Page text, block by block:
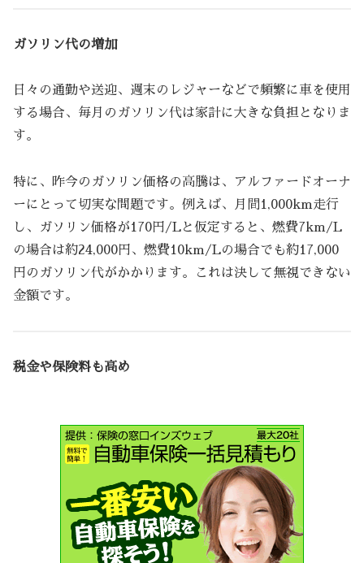
ガソリン代の増加
日々の通勤や送迎、週末のレジャーなどで頻繁に車を使用
する場合、毎月のガソリン代は家計に大きな負担となりま
す。
特に、昨今のガソリン価格の高騰は、アルファードオーナ
ーにとって切実な問題です。例えば、月間1,000km走行
し、ガソリン価格が170円/Lと仮定すると、燃費7km/L
の場合は約24,000円、燃費10km/Lの場合でも約17,000
円のガソリン代がかかります。これは決して無視できない
金額です。
税金や保険料も高め